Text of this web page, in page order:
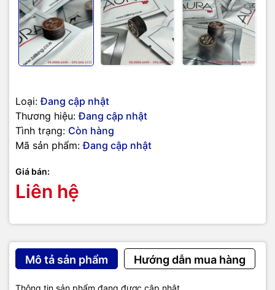
Loại: Đang cập nhật
Thương hiệu: Đang cập nhật
Tình trạng: Còn hàng
Mã sản phẩm: Đang cập nhật
Giá bán:
Liên hệ
Mô tả sản phẩm Hướng dẫn mua hàng
Thông tin sản phẩm đang được cập nhật